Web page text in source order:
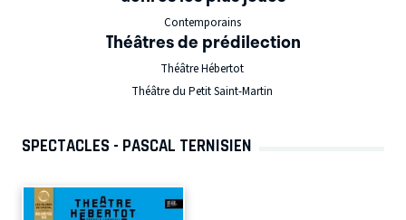
Contemporains
Théâtres de prédilection
Théâtre Hébertot
Théâtre du Petit Saint-Martin
SPECTACLES - PASCAL TERNISIEN